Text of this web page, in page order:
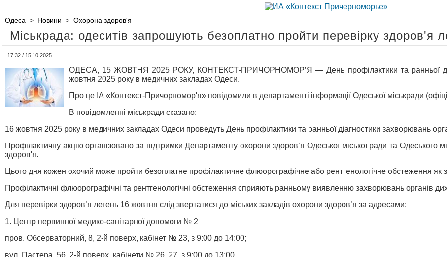
Одеса > Новини > Охорона здоров'я
Міськрада: одеситів запрошують безоплатно пройти перевірку здоров'я
17:32 / 15.10.2025
ОДЕСА, 15 ЖОВТНЯ 2025 РОКУ, КОНТЕКСТ-ПРИЧОРНОМОР’Я — День профілактики та ранньої
жовтня 2025 року в медичних закладах Одеси.
Про це ІА «Контекст-Причорномор'я» повідомили в департаменті інформації Одеської міськради
В повідомленні міськради сказано:
16 жовтня 2025 року в медичних закладах Одеси проведуть День профілактики та ранньої діагностики захворювань
Профілактичну акцію організовано за підтримки Департаменту охорони здоров’я Одеської міської ради та Одеського
здоров'я.
Цього дня кожен охочий може пройти безоплатне профілактичне флюорографічне або рентгенологічне обстеження
Профілактичні флюорографічні та рентгенологічні обстеження сприяють ранньому виявленню захворювань органів
Для перевірки здоров’я легень 16 жовтня слід звертатися до міських закладів охорони здоров’я за адресами:
1. Центр первинної медико-санітарної допомоги № 2
пров. Обсерваторний, 8, 2-й поверх, кабінет № 23, з 9:00 до 14:00;
вул. Пастера, 56, 2-й поверх, кабінети № 26, 27, з 9:00 до 13:00.